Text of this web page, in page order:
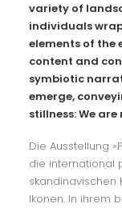
variety of
individuals
elements of the
content and
symbiotic
emerge,
stillness: We
Die Ausstellung
die international
skandinavischen
Ikonen. In ihrem